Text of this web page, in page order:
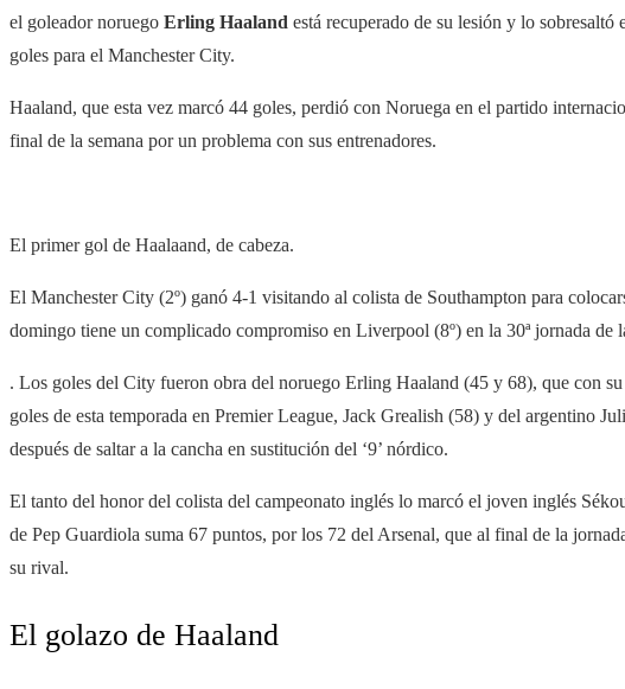
el goleador noruego Erling Haaland está recuperado de su lesión y lo
goles para el Manchester City.
Haaland, que esta vez marcó 44 goles, perdió con Noruega en el partido
final de la semana por un problema con sus entrenadores.
El primer gol de Haalaand, de cabeza.
El Manchester City (2º) ganó 4-1 visitando al colista de Southampton para
domingo tiene un complicado compromiso en Liverpool (8º) en la 30ª jornada de
. Los goles del City fueron obra del noruego Erling Haaland (45 y 68), que con su
goles de esta temporada en Premier League, Jack Grealish (58) y del argentino
después de saltar a la cancha en sustitución del ‘9’ nórdico.
El tanto del honor del colista del campeonato inglés lo marcó el joven inglés
de Pep Guardiola suma 67 puntos, por los 72 del Arsenal, que al final de la
su rival.
El golazo de Haaland